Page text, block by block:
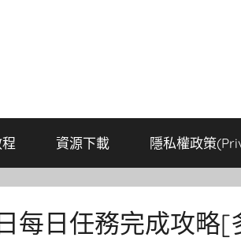
資源下載 隱私權政策
每日任務完成攻略[